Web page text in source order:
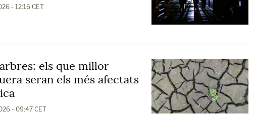
- 12:16 CET
els que millor
seran els més afectats
- 09:47 CET